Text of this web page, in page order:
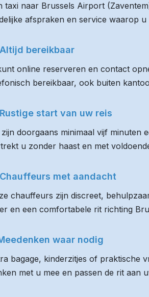
taxi naar Brussels Airport
afspraken en service waarop
bereikbaar
online reserveren en contact
bereikbaar, ook buiten
start van uw reis
zijn doorgaans minimaal vijf minuten
u zonder haast en met
met aandacht
chauffeurs zijn discreet,
en een comfortabele rit richting
waar nodig
bagage, kinderzitjes of praktische
met u mee en passen de rit aan